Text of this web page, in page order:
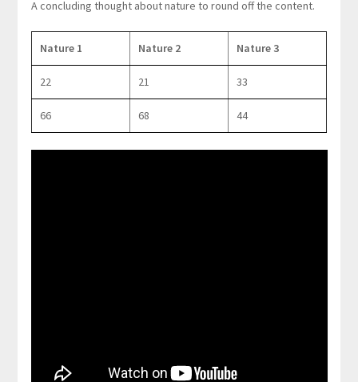
A concluding thought about nature to round off the content.
Nature 1 Nature 2 Nature 3
22 21 33
66 68 44